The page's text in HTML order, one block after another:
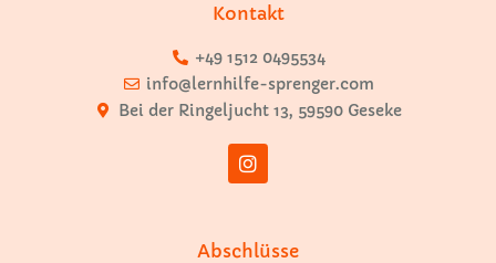
Kontakt
+49 1512 0495534
info@lernhilfe-sprenger.com
Bei der Ringeljucht 13, 59590 Geseke
Abschlüsse